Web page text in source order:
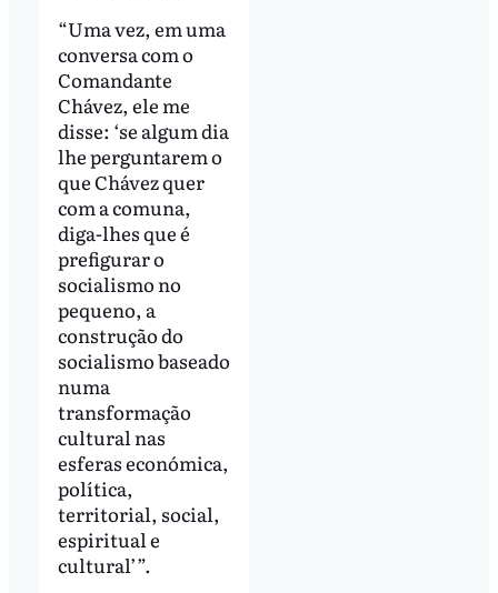
“Uma vez, em uma
conversa com o
Comandante
Chávez, ele me
disse: ‘se algum dia
lhe perguntarem o
que Chávez quer
com a comuna,
diga-lhes que é
prefigurar o
socialismo no
pequeno, a
construção do
socialismo baseado
numa
transformação
cultural nas
esferas económica,
política,
territorial, social,
espiritual e
cultural’”.